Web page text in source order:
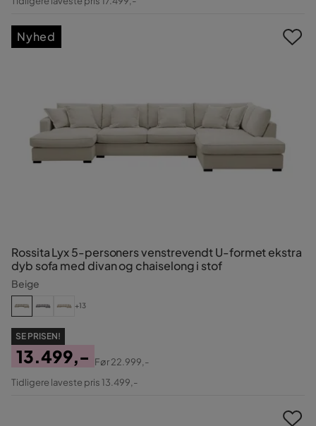
Rossita Lyx 5-personers venstrevendt U-formet ekstra
dyb sofa med divan og chaiselong i stof
Beige
+13
SE PRISEN!
Pris
13.499,-
Original
Før22.999,-
Tidligere laveste pris 13.499,-
Nyhed